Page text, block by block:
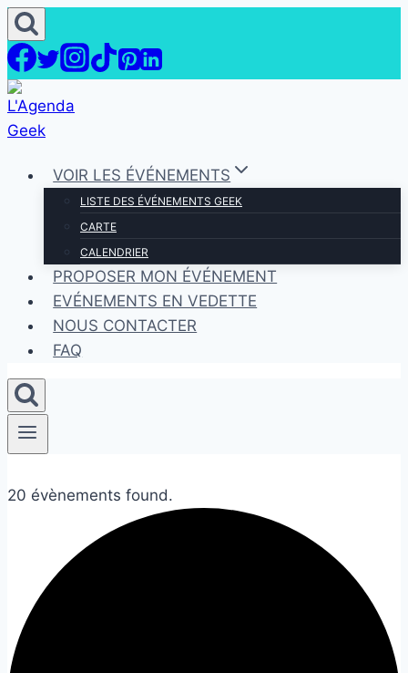
Aller
au
contenu
VOIR LES ÉVÉNEMENTS
LISTE DES ÉVÉNEMENTS GEEK
CARTE
CALENDRIER
PROPOSER MON ÉVÉNEMENT
EVÉNEMENTS EN VEDETTE
NOUS CONTACTER
FAQ
20 évènements found.